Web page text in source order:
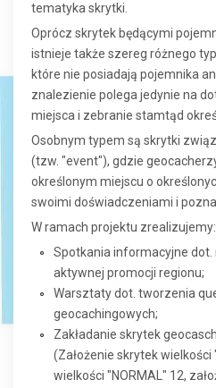
tematyka skrytki.
Oprócz skrytek będącymi
istnieje także szereg różnego
które nie posiadają pojemnika
znalezienie polega jedynie na
miejsca i zebranie stamtąd
Osobnym typem są skrytki
(tzw. "event"), gdzie
określonym miejscu o
swoimi doświadczeniami i
W ramach projektu zrealizujemy:
Spotkania informacyjne
aktywnej promocji regionu;
Warsztaty dot. tworzenia
geocachingowych;
Zakładanie skrytek
(Założenie skrytek wielkości
wielkości "NORMAL" 12,